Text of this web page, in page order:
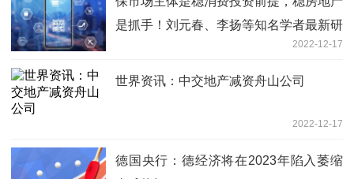
是抓手！刘元春、李扬等知名学者最新研
2022-12-17
世界资讯：中交地产减资舟山公司
2022-12-17
德国央行：德经济将在2023年陷入萎缩